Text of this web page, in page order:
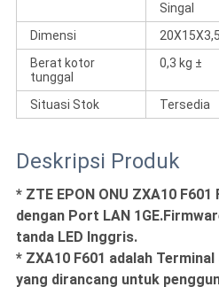
Singal
Dimensi
Berat kotor
tunggal
0,3 kg ±
Situasi Stok Tersedia
Deskripsi Produk
* ZTE EPON ONU ZXA10
dengan Port LAN
tanda LED Inggris.
* ZXA10 F601 adalah
yang dirancang untuk